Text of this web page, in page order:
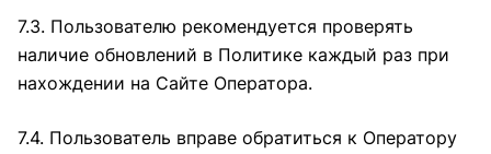
7.3. Пользователю рекомендуется проверять
наличие обновлений в Политике каждый раз при
нахождении на Сайте Оператора.
7.4. Пользователь вправе обратиться к Оператору